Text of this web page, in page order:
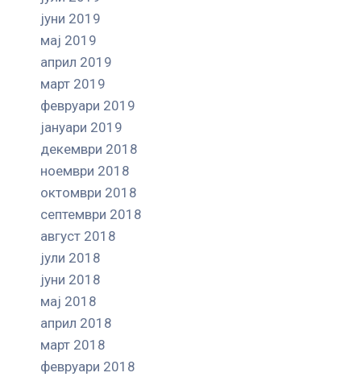
јуни 2019
мај 2019
април 2019
март 2019
февруари 2019
јануари 2019
декември 2018
ноември 2018
октомври 2018
септември 2018
август 2018
јули 2018
јуни 2018
мај 2018
април 2018
март 2018
февруари 2018